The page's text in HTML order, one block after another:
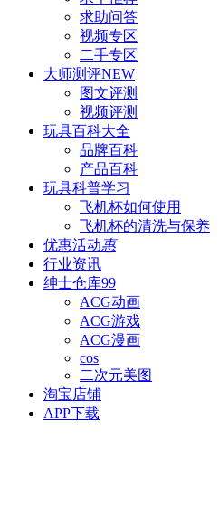
求助问答
视频专区
二手专区
大师测评NEW
图文评测
视频评测
玩具百科大全
品牌百科
产品百科
玩具科普学习
飞机杯如何使用
飞机杯的清洗与保养
优惠活动惠
行业资讯
绅士仓库99
ACG动画
ACG游戏
ACG漫画
cos
二次元美图
淘宝店铺
APP下载